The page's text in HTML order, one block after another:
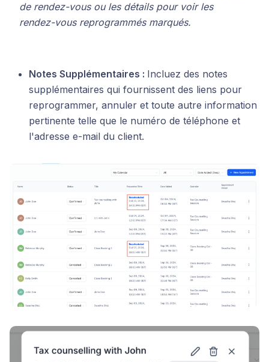
de rendez-vous ou les détails pour voir les
rendez-vous reprogrammés marqués.
Notes Supplémentaires : Incluez des notes
supplémentaires qui fournissent des liens pour
reprogrammer, annuler et toute autre information
pertinente telle que le numéro de téléphone et
l'adresse e-mail du client.